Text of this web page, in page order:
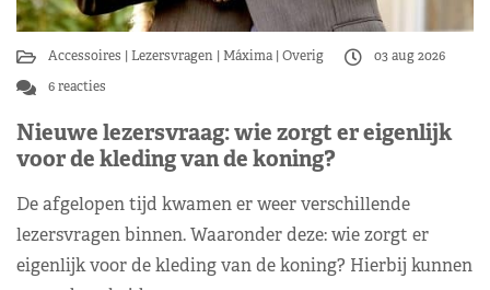
Accessoires Lezersvragen Máxima Overig
03 aug 2026
6 reacties
Nieuwe lezersvraag: wie zorgt er eigenlijk
voor de kleding van de koning?
De afgelopen tijd kwamen er weer verschillende
lezersvragen binnen. Waaronder deze: wie zorgt er
eigenlijk voor de kleding van de koning? Hierbij kunnen